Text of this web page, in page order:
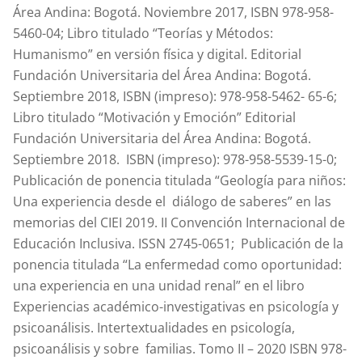
Área Andina: Bogotá. Noviembre 2017, ISBN 978-958-
5460-04; Libro titulado “Teorías y Métodos:
Humanismo” en versión física y digital. Editorial
Fundación Universitaria del Área Andina: Bogotá.
Septiembre 2018, ISBN (impreso): 978-958-5462- 65-6;
Libro titulado “Motivación y Emoción” Editorial
Fundación Universitaria del Área Andina: Bogotá.
Septiembre 2018. ISBN (impreso): 978-958-5539-15-0;
Publicación de ponencia titulada “Geología para niños:
Una experiencia desde el diálogo de saberes” en las
memorias del CIEI 2019. II Convención Internacional de
Educación Inclusiva. ISSN 2745-0651; Publicación de la
ponencia titulada “La enfermedad como oportunidad:
una experiencia en una unidad renal” en el libro
Experiencias académico-investigativas en psicología y
psicoanálisis. Intertextualidades en psicología,
psicoanálisis y sobre familias. Tomo II – 2020 ISBN 978-